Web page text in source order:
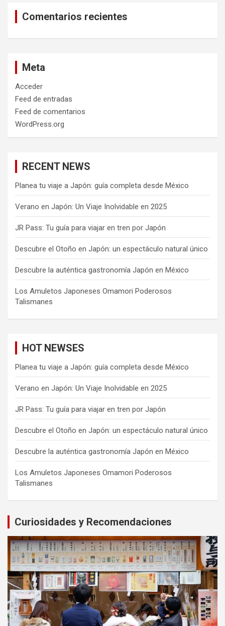
Comentarios recientes
Meta
Acceder
Feed de entradas
Feed de comentarios
WordPress.org
RECENT NEWS
Planea tu viaje a Japón: guía completa desde México
Verano en Japón: Un Viaje Inolvidable en 2025
JR Pass: Tu guía para viajar en tren por Japón
Descubre el Otoño en Japón: un espectáculo natural único
Descubre la auténtica gastronomía Japón en México
Los Amuletos Japoneses Omamori Poderosos
Talismanes
HOT NEWSES
Planea tu viaje a Japón: guía completa desde México
Verano en Japón: Un Viaje Inolvidable en 2025
JR Pass: Tu guía para viajar en tren por Japón
Descubre el Otoño en Japón: un espectáculo natural único
Descubre la auténtica gastronomía Japón en México
Los Amuletos Japoneses Omamori Poderosos
Talismanes
Curiosidades y Recomendaciones